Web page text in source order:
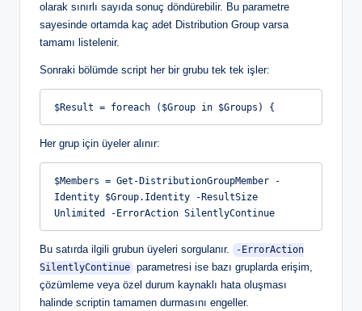
olarak sınırlı sayıda sonuç döndürebilir. Bu parametre
sayesinde ortamda kaç adet Distribution Group varsa
tamamı listelenir.
Sonraki bölümde script her bir grubu tek tek işler:
$Result = foreach ($Group in $Groups) {
Her grup için üyeler alınır:
$Members = Get-DistributionGroupMember -
Identity $Group.Identity -ResultSize
Unlimited -ErrorAction SilentlyContinue
Bu satırda ilgili grubun üyeleri sorgulanır.
-ErrorAction
SilentlyContinue parametresi ise bazı gruplarda erişim,
çözümleme veya özel durum kaynaklı hata oluşması
halinde scriptin tamamen durmasını engeller.